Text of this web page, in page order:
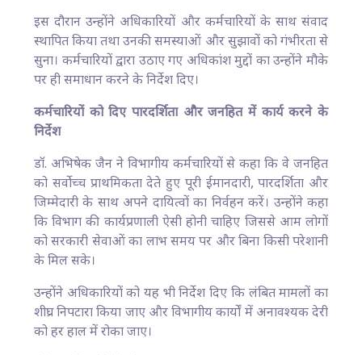
इस दौरान उन्होंने अधिकारियों और कर्मचारियों के साथ संवाद
स्थापित किया तथा उनकी समस्याओं और सुझावों को गंभीरता से
सुना। कर्मचारियों द्वारा उठाए गए अधिकांश मुद्दों का उन्होंने मौके
पर ही समाधान करने के निर्देश दिए।
कर्मचारियों को दिए पारदर्शिता और जनहित में कार्य करने के
निर्देश
डॉ. अभिषेक जैन ने विभागीय कर्मचारियों से कहा कि वे जनहित
को सर्वोच्च प्राथमिकता देते हुए पूरी ईमानदारी, पारदर्शिता और
जिम्मेदारी के साथ अपने दायित्वों का निर्वहन करें। उन्होंने कहा
कि विभाग की कार्यप्रणाली ऐसी होनी चाहिए जिससे आम लोगों
को सरकारी सेवाओं का लाभ समय पर और बिना किसी परेशानी
के मिल सके।
उन्होंने अधिकारियों को यह भी निर्देश दिए कि लंबित मामलों का
शीघ्र निपटारा किया जाए और विभागीय कार्यों में अनावश्यक देरी
को हर हाल में रोका जाए।